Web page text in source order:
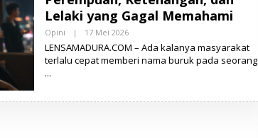
Lelaki yang Gagal Memahami
Opini | 17 Mei 2026O
E
H
S
LENSAMADURA.COM – Ada kalanya masyarakat
terlalu cepat memberi nama buruk pada seorang